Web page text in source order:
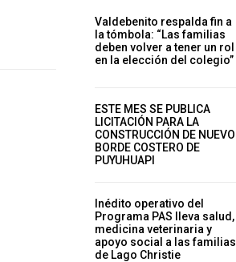
Valdebenito respalda fin a
la tómbola: “Las familias
deben volver a tener un rol
en la elección del colegio”
ESTE MES SE PUBLICA
LICITACIÓN PARA LA
CONSTRUCCIÓN DE NUEVO
BORDE COSTERO DE
PUYUHUAPI
Inédito operativo del
Programa PAS lleva salud,
medicina veterinaria y
apoyo social a las familias
de Lago Christie